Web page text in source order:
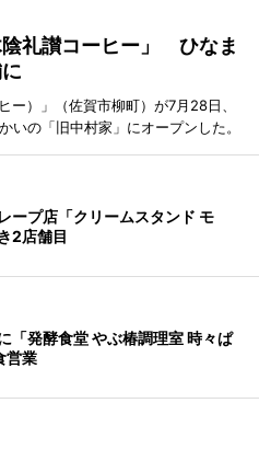
礼讃コーヒー」 ひなま
ー）」（佐賀市柳町）が7月28日、
いの「旧中村家」にオープンした。
ープ店「クリームスタンド モ
2店舗目
「発酵食堂 やぶ椿調理室 時々ぱ
営業